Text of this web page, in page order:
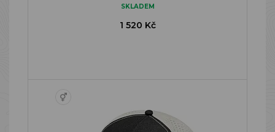
SKLADEM
1 520 Kč